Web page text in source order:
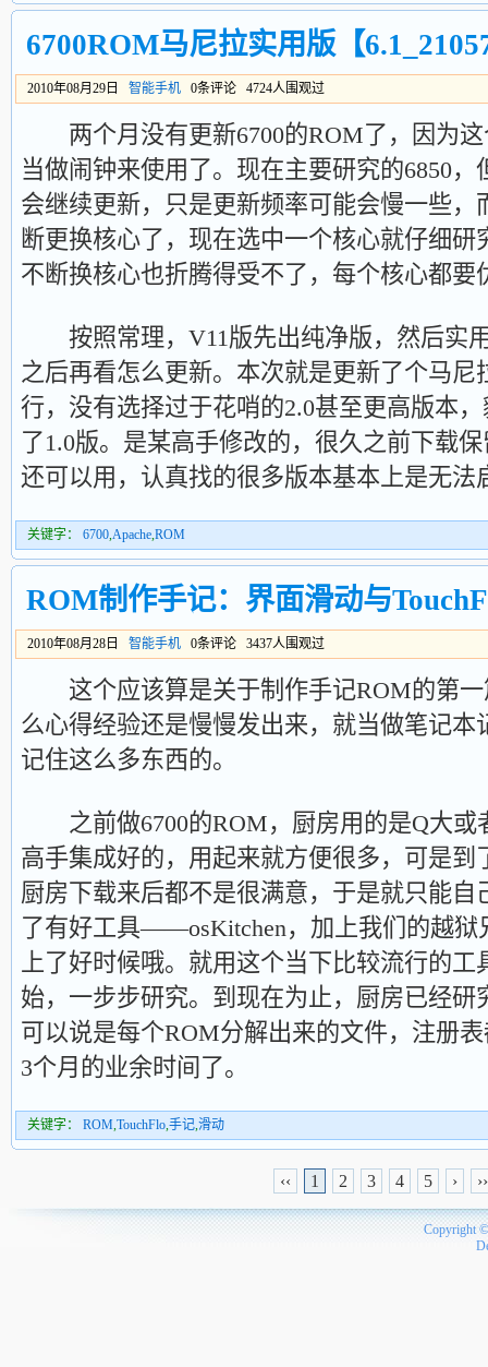
6700ROM马尼拉实用版【
2010年08月29日 智能手机 0条评论 4724人围观过
两个月没有更新6700的ROM了，因为这
当做闹钟来使用了。现在主要研究的6850，
会继续更新，只是更新频率可能会慢一些，
断更换核心了，现在选中一个核心就仔细
不断换核心也折腾得受不了，每个核心都要
按照常理，V11版先出纯净版，然后实
之后再看怎么更新。本次就是更新了个马尼
行，没有选择过于花哨的2.0甚至更高版本
了1.0版。是某高手修改的，很久之前下载
还可以用，认真找的很多版本基本上是无法
关键字： 6700,Apache,ROM
ROM制作手记：界面滑动与
2010年08月28日 智能手机 0条评论 3437人围观过
这个应该算是关于制作手记ROM的第一
么心得经验还是慢慢发出来，就当做笔记本
记住这么多东西的。
之前做6700的ROM，厨房用的是Q大或
高手集成好的，用起来就方便很多，可是到
厨房下载来后都不是很满意，于是就只能自
了有好工具——osKitchen，加上我们的越狱
上了好时候哦。就用这个当下比较流行的工
始，一步步研究。到现在为止，厨房已经研
可以说是每个ROM分解出来的文件，注册
3个月的业余时间了。
关键字： ROM,TouchFlo,手记,滑动
‹‹ 1 2 3 4 5 › ››
Copyright